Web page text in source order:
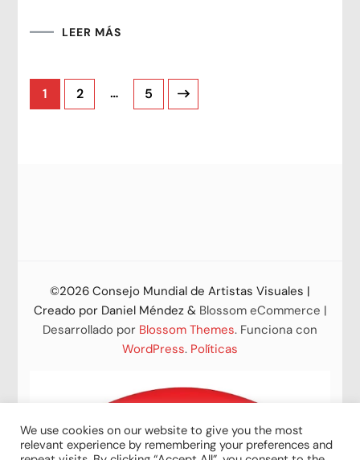
LEER MÁS
Paginación
Página
1 Página
2 … Página
5
©2026 Consejo Mundial de Artistas Visuales |
Creado por Daniel Méndez&Blossom eCommerce |
Desarrollado por Blossom Themes. Funciona con
WordPress. Políticas
We use cookies on our website to give you the most
relevant experience by remembering your preferences and